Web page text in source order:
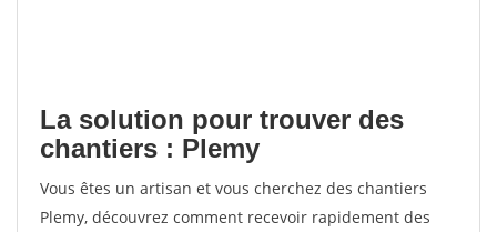
La solution pour trouver des
chantiers : Plemy
Vous êtes un artisan et vous cherchez des chantiers
Plemy, découvrez comment recevoir rapidement des